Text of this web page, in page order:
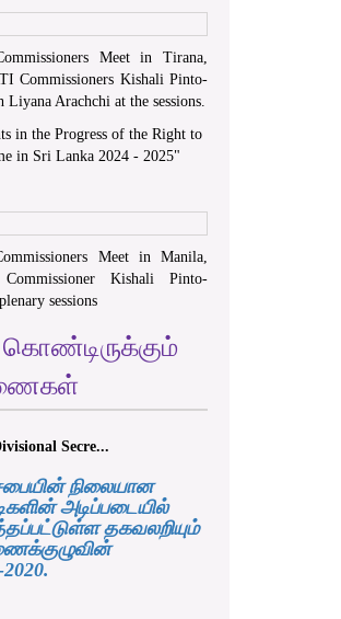
Meet in Tirana,
Commissioners Kishali Pinto-
Liyana Arachchi at the sessions.
in the Progress of the Right to
in Sri Lanka 2024 - 2025"
Meet in Manila,
Kishali Pinto-
sessions
Secre...
நிலையான
அடிப்படையில்
தகவலறியும்